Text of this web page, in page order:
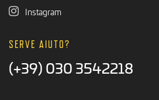
Instagram
SERVE AIUTO?
(+39) 030 3542218